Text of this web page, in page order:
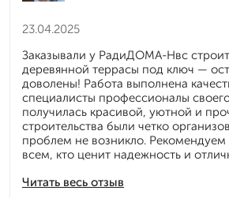
23.04.2025
Читать весь отзыв
Заказывали у РадиДОМА-Нвс
деревянной террасы под ключ —
доволены! Работа выполнена
специалисты профессионалы
получилась красивой, уютной и
строительства были четко
проблем не возникло.
всем, кто ценит надежность и